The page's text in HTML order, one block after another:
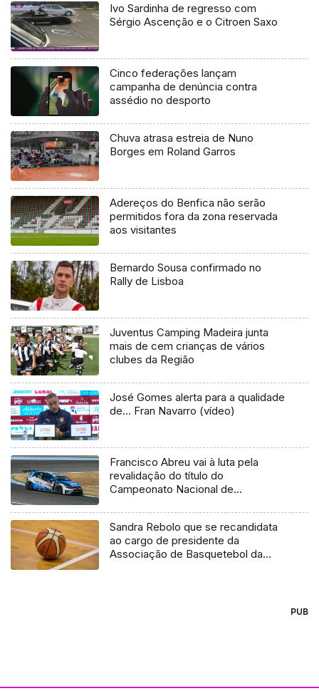
Ivo Sardinha de regresso com
Sérgio Ascenção e o Citroen Saxo
Cinco federações lançam
campanha de denúncia contra
assédio no desporto
Chuva atrasa estreia de Nuno
Borges em Roland Garros
Adereços do Benfica não serão
permitidos fora da zona reservada
aos visitantes
Bernardo Sousa confirmado no
Rally de Lisboa
Juventus Camping Madeira junta
mais de cem crianças de vários
clubes da Região
José Gomes alerta para a qualidade
de… Fran Navarro (vídeo)
Francisco Abreu vai à luta pela
revalidação do título do
Campeonato Nacional de
Sandra Rebolo que se recandidata
ao cargo de presidente da
Associação de Basquetebol da
PUB